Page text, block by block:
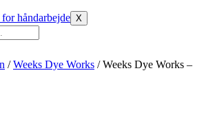
X
/Weeks Dye Works / Weeks Dye Works –